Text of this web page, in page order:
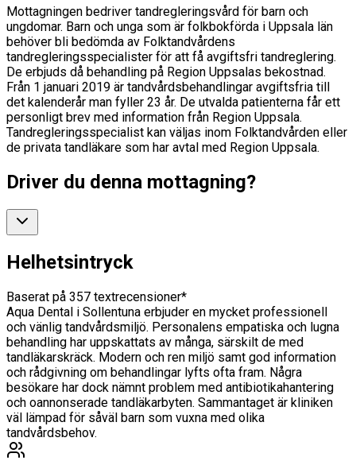
Mottagningen bedriver tandregleringsvård för barn och
ungdomar. Barn och unga som är folkbokförda i Uppsala län
behöver bli bedömda av Folktandvårdens
tandregleringsspecialister för att få avgiftsfri tandreglering.
De erbjuds då behandling på Region Uppsalas bekostnad.
Från 1 januari 2019 är tandvårdsbehandlingar avgiftsfria till
det kalenderår man fyller 23 år. De utvalda patienterna får ett
personligt brev med information från Region Uppsala.
Tandregleringsspecialist kan väljas inom Folktandvården eller
de privata tandläkare som har avtal med Region Uppsala.
Driver du denna mottagning?
Helhetsintryck
Baserat på 357 textrecensioner*
Aqua Dental i Sollentuna erbjuder en mycket professionell
och vänlig tandvårdsmiljö. Personalens empatiska och lugna
behandling har uppskattats av många, särskilt de med
tandläkarskräck. Modern och ren miljö samt god information
och rådgivning om behandlingar lyfts ofta fram. Några
besökare har dock nämnt problem med antibiotikahantering
och oannonserade tandläkarbyten. Sammantaget är kliniken
väl lämpad för såväl barn som vuxna med olika
tandvårdsbehov.